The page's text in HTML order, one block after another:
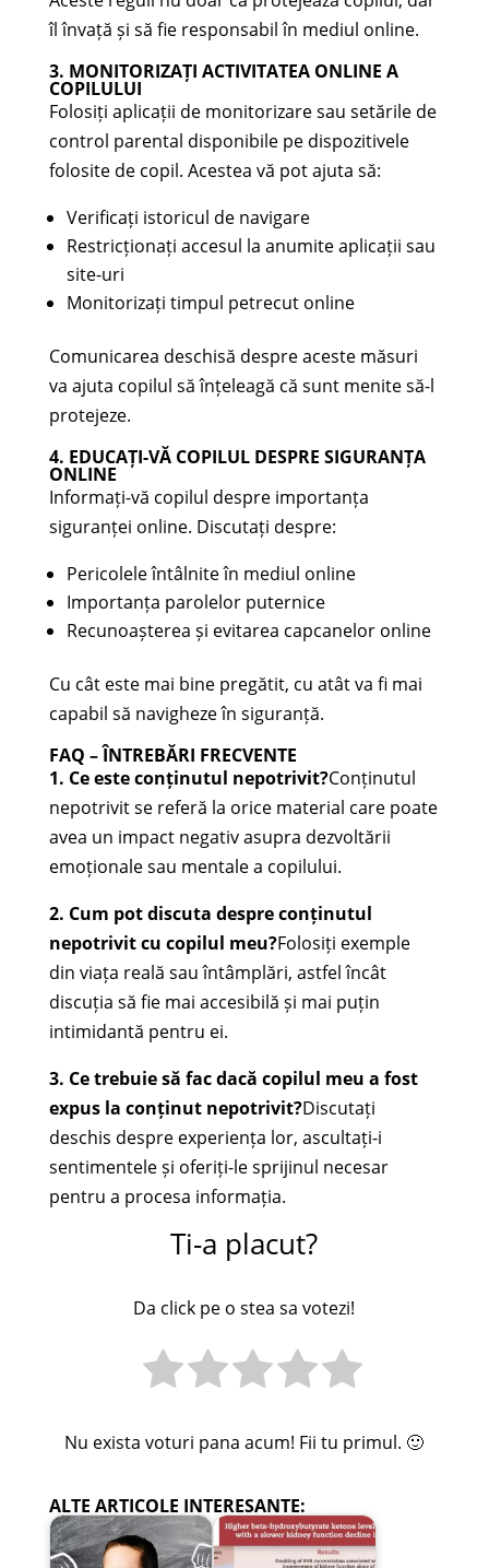
îl învață și să fie responsabil în mediul online.
3. MONITORIZAȚI ACTIVITATEA ONLINE A
COPILULUI
Folosiți aplicații de monitorizare sau setările de
control parental disponibile pe dispozitivele
folosite de copil. Acestea vă pot ajuta să:
Verificați istoricul de navigare
Restricționați accesul la anumite aplicații sau
site-uri
Monitorizați timpul petrecut online
Comunicarea deschisă despre aceste măsuri
va ajuta copilul să înțeleagă că sunt menite să-l
protejeze.
4. EDUCAȚI-VĂ COPILUL DESPRE SIGURANȚA
ONLINE
Informați-vă copilul despre importanța
siguranței online. Discutați despre:
Pericolele întâlnite în mediul online
Importanța parolelor puternice
Recunoașterea și evitarea capcanelor online
Cu cât este mai bine pregătit, cu atât va fi mai
capabil să navigheze în siguranță.
FAQ – ÎNTREBĂRI FRECVENTE
1. Ce este conținutul nepotrivit?Conținutul
nepotrivit se referă la orice material care poate
avea un impact negativ asupra dezvoltării
emoționale sau mentale a copilului.
2. Cum pot discuta despre conținutul
nepotrivit cu copilul meu?Folosiți exemple
din viața reală sau întâmplări, astfel încât
discuția să fie mai accesibilă și mai puțin
intimidantă pentru ei.
3. Ce trebuie să fac dacă copilul meu a fost
expus la conținut nepotrivit?Discutați
deschis despre experiența lor, ascultați-i
sentimentele și oferiți-le sprijinul necesar
pentru a procesa informația.
Ti-a placut?
Da click pe o stea sa votezi!
Nu exista voturi pana acum! Fii tu primul. 🙂
ALTE ARTICOLE INTERESANTE: